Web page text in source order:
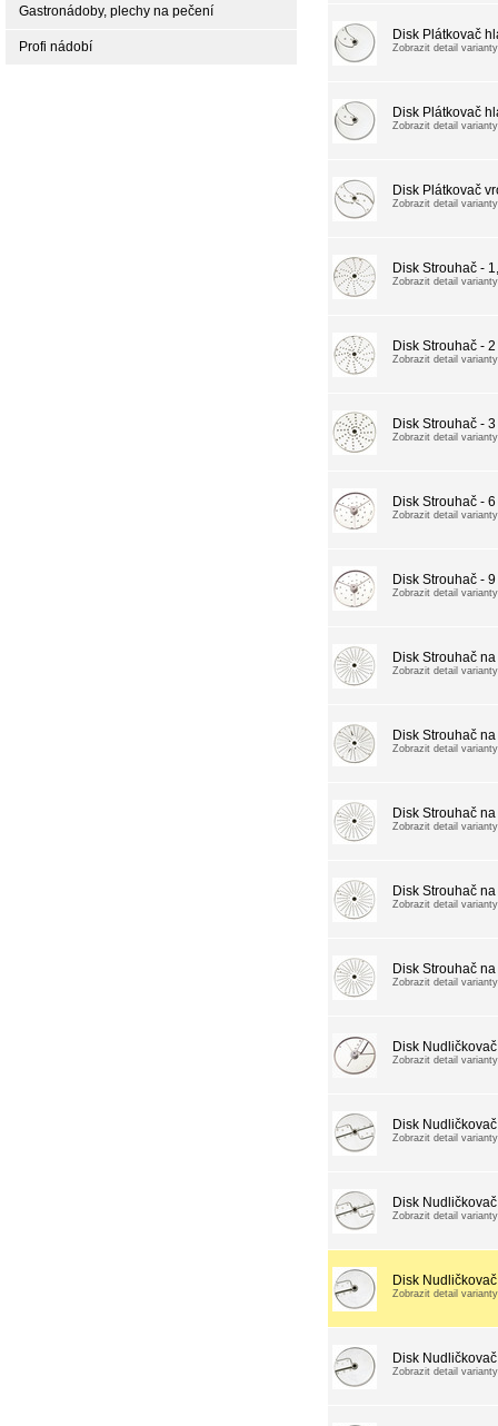
Disk Plátkovač
Zobrazit detail varianty
Disk Plátkovač
Zobrazit detail varianty
Disk Plátkovač
Zobrazit detail varianty
Disk Strouhač -
Zobrazit detail varianty
Disk Strouhač - 2
Zobrazit detail varianty
Disk Strouhač - 3
Zobrazit detail varianty
Disk Strouhač - 6
Zobrazit detail varianty
Disk Strouhač - 9
Zobrazit detail varianty
Disk Strouhač
Zobrazit detail varianty
Disk Strouhač
Zobrazit detail varianty
Disk Strouhač
Zobrazit detail varianty
Disk Strouhač
Zobrazit detail varianty
Disk Strouhač
Zobrazit detail varianty
Disk
Zobrazit detail varianty
Disk
Zobrazit detail varianty
Disk
Zobrazit detail varianty
Disk
Zobrazit detail varianty
Disk
Zobrazit detail varianty
Gastronádoby, plechy na pečení
Profi nádobí